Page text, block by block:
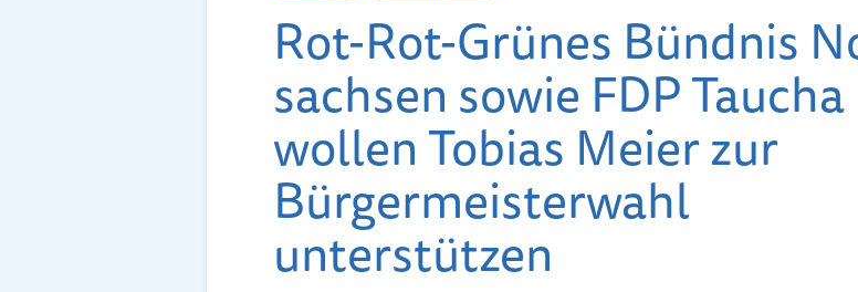
Rot-Rot-Grünes Bündnis
sachsen sowie FDP Taucha
wollen Tobias Meier zur
Bürgermeisterwahl
unterstützen
Kinderwandertag des
Heimatvereins als
Dank für Engagement
der jüngsten Mitglieder
Bunte Feenstäbe
Frühlingsbasteln der
Renner